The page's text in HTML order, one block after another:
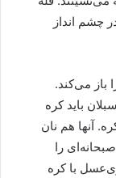
چشم انداز
باز می‌کند.
باید کره
آنها هم نان
را
با کره